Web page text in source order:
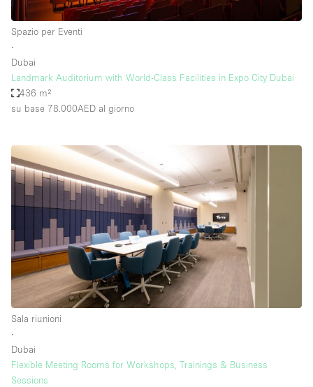
Spazio per Eventi
∙
Dubai
Landmark Auditorium with World-Class Facilities in Expo City Dubai
436 m²
su base 78.000AED al giorno
Sala riunioni
∙
Dubai
Flexible Meeting Rooms for Workshops, Trainings & Business
Sessions